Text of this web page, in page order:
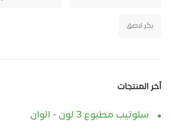
بكر لاصق
أخر المنتجات
سلوتيب مطبوع 3 لون - الوان